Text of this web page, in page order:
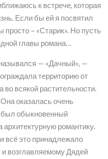
к встрече, которая
Если бы ей я посвятил
просто – «Старик». Но пусть
главы романа…
— «Дачный», —
территорию от
во всякой растительности.
оказалась очень
был обыкновенный
архитектурную романтику.
всё это принадлежало
возглавляемому Дядей